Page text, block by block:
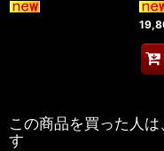
この商品を買った人
す